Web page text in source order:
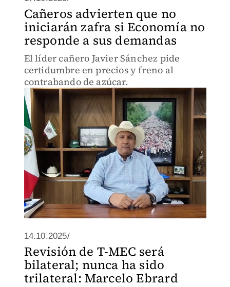
Cañeros advierten que no
iniciarán zafra si Economía no
responde a sus demandas
El líder cañero Javier Sánchez pide
certidumbre en precios y freno al
contrabando de azúcar.
14.10.2025/
Revisión de T-MEC será
bilateral; nunca ha sido
trilateral: Marcelo Ebrard